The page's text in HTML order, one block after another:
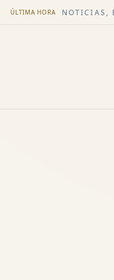
ÚLTIMA HORA NOTICIAS,